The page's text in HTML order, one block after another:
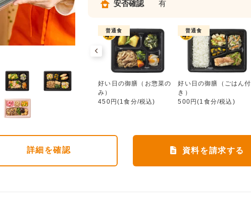
好い日の御膳（お惣菜のみ）
安否確認 有
ワタミdeおいしい健康
552円(1食分/税込)
普通食
好い日の御膳（お惣菜の
み）
450円(1食分/税込)
普通食
好い日の御膳（ごはん付
き）
500円(1食分/税込)
詳細 を確認 資料を請求する